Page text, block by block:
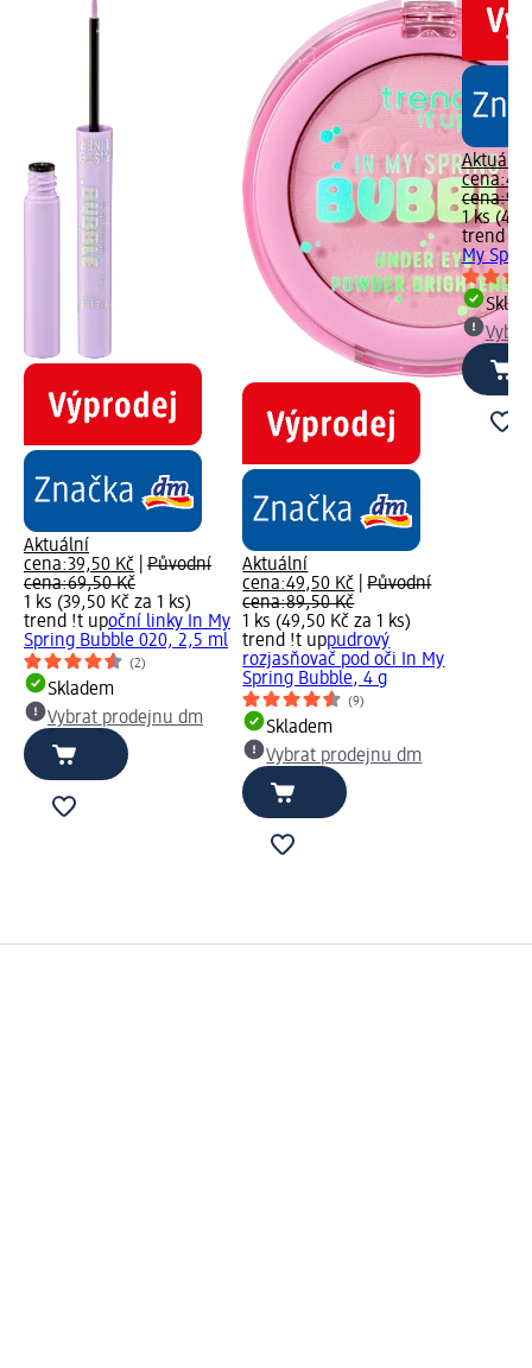
Aktuální
cena:39,50 Kč
Původní
cena:69,50 Kč
1 ks (39,50 Kč za 1 ks)
trend !t upoční linky In My
Spring Bubble 020, 2,5 ml
(2)
Skladem
Vybrat prodejnu dm
Aktuální
cena:49,50 Kč |Původní
cena:89,50 Kč
1 ks (49,50 Kč za 1 ks)
trend !t uppudrový
rozjasňovač pod oči In My
Spring Bubble, 4 g
(9)
Skladem
Vybrat prodejnu dm
Aktuální
cena:
cena:
1 ks
trend !t
My